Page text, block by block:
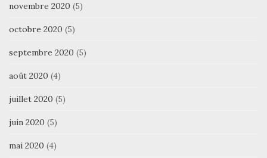
novembre 2020 (5)
octobre 2020 (5)
septembre 2020 (5)
août 2020 (4)
juillet 2020 (5)
juin 2020 (5)
mai 2020 (4)